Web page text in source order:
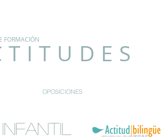
FORMACIÓN
OPOSICIONES
infantil